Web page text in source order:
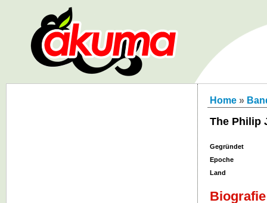
Home »
The Philip
Gegründet
Epoche
Land
Biografie